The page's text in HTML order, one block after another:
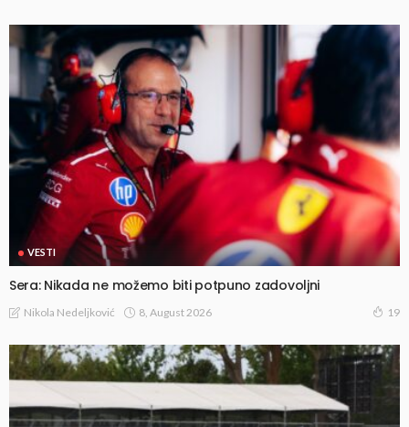
VESTI
Sera: Nikada ne možemo biti potpuno zadovoljni
Nikola Nedeljković 8, August 2026 19